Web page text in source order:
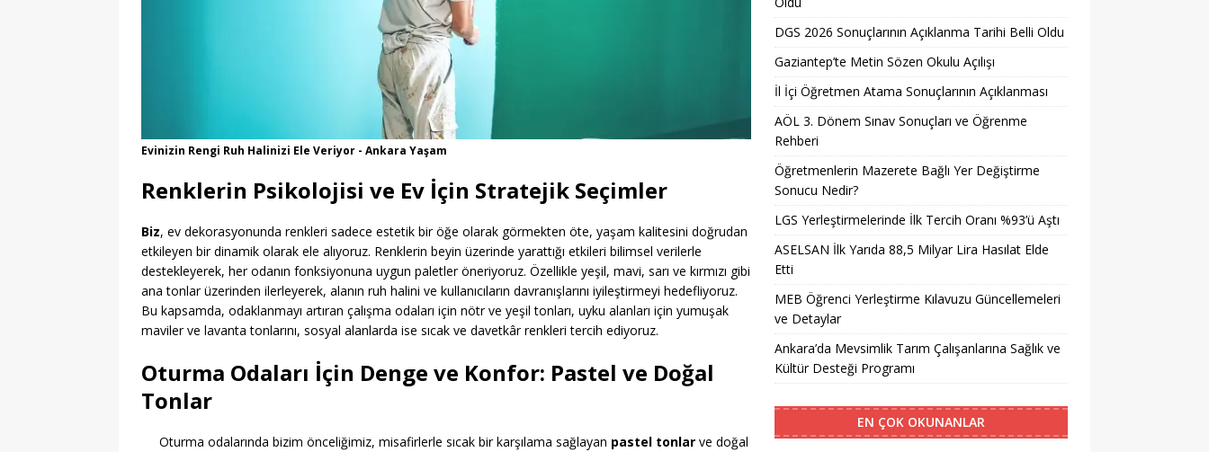
LGS Yerleştirmelerinde İlk Tercih Oranı %93’ü Aştı
ASELSAN İlk Yarıda 88,5 Milyar Lira Hasılat Elde Etti
MEB Öğrenci Yerleştirme Kılavuzu Güncellemeleri ve Detaylar
Ankara’da Mevsimlik Tarım Çalışanlarına Sağlık ve Kültür Desteği Programı
MANŞET
MEB ve Türk Kızılay Çocuklara Yönelik Afet Farkındalık Çalıştayını
Gerçekleştirdi
Evinizin Rengi Ruh Halinizi Ele Veriyor - Ankara Yaşam
Renklerin Psikolojisi ve Ev İçin Stratejik Seçimler
Biz, ev dekorasyonunda renkleri sadece estetik bir öğe olarak görmekten öte, yaşam kalitesini doğrudan
etkileyen bir dinamik olarak ele alıyoruz. Renklerin beyin üzerinde yarattığı etkileri bilimsel verilerle
destekleyerek, her odanın fonksiyonuna uygun paletler öneriyoruz. Özellikle yeşil, mavi, sarı ve kırmızı gibi
ana tonlar üzerinden ilerleyerek, alanın ruh halini ve kullanıcıların davranışlarını iyileştirmeyi hedefliyoruz.
Bu kapsamda, odaklanmayı artıran çalışma odaları için nötr ve yeşil tonları, uyku alanları için yumuşak
maviler ve lavanta tonlarını, sosyal alanlarda ise sıcak ve davetkâr renkleri tercih ediyoruz.
Oturma Odaları İçin Denge ve Konfor: Pastel ve Doğal
Tonlar
Oturma odalarında bizim önceliğimiz, misafirlerle sıcak bir karşılama sağlayan pastel tonlar ve doğal
DGS 2026 Sonuçlarının Açıklanma Tarihi Belli Oldu
Gaziantep’te Metin Sözen Okulu Açılışı
İl İçi Öğretmen Atama Sonuçlarının Açıklanması
AÖL 3. Dönem Sınav Sonuçları ve Öğrenme
Rehberi
Öğretmenlerin Mazerete Bağlı Yer Değiştirme
Sonucu Nedir?
LGS Yerleştirmelerinde İlk Tercih Oranı %93’ü Aştı
ASELSAN İlk Yarıda 88,5 Milyar Lira Hasılat Elde
Etti
MEB Öğrenci Yerleştirme Kılavuzu Güncellemeleri
ve Detaylar
Ankara’da Mevsimlik Tarım Çalışanlarına Sağlık ve
Kültür Desteği Programı
EN ÇOK OKUNANLAR